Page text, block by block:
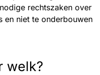
rechtszaken over
en niet te onderbouwen
welk?